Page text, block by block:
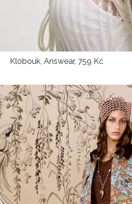
Klobouk, Answear, 759 Kč